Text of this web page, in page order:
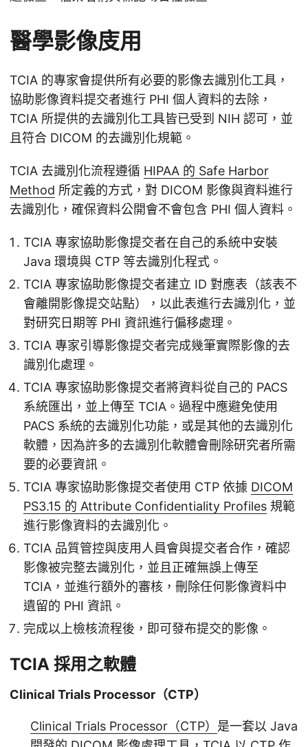
醫學影像庋用
TCIA 的專家會提供所有必要的影像去識別化工具，
協助影像資料提交者進行 PHI 個人資料的去除，
TCIA 所提供的去識別化工具皆已受到 NIH 認可，並
且符合 DICOM 的去識別化規範。
TCIA 去識別化流程遵循 HIPAA 的 Safe Harbor
Method 所定義的方式，對 DICOM 影像與資料進行
去識別化，確保資料公開會不會包含 PHI 個人資料。
TCIA 專家協助影像提交者在自己的系統中安裝
Java 環境與 CTP 等去識別化程式。
TCIA 專家協助影像提交者建立 ID 對應表（該表不
會離開影像提交站點），以此表進行去識別化，並
對研究日期等 PHI 資訊進行偏移處理。
TCIA 專家引導影像提交者完成幾筆實際影像的去
識別化處理。
TCIA 專家協助影像提交者將資料從自己的 PACS
系統匯出，並上傳至 TCIA。過程中應避免使用
PACS 系統的去識別化功能，或是其他的去識別化
軟體，因為許多的去識別化軟體會刪除研究者所需
要的必要資訊。
TCIA 專家協助影像提交者使用 CTP 依據 DICOM
PS3.15 的 Attribute Confidentiality Profiles 規範
進行影像資料的去識別化。
TCIA 品質管控與庋用人員會與提交者合作，確認
影像被完整去識別化，並且正確無誤上傳至
TCIA，並進行額外的審核，刪除任何影像資料中
遺留的 PHI 資訊。
完成以上檢核流程後，即可發布提交的影像。
TCIA 採用之軟體
Clinical Trials Processor（CTP）
Clinical Trials Processor（CTP） 是一套以 Java